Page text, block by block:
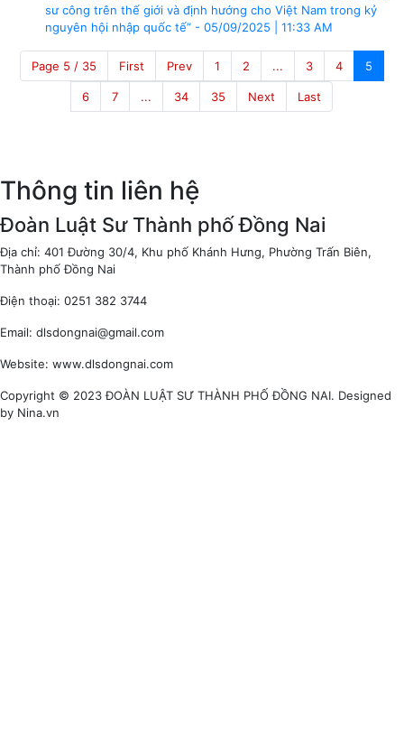
sư công trên thế giới và định hướng cho Việt Nam trong kỷ
nguyên hội nhập quốc tế” - 05/09/2025 | 11:33 AM
Page 5 / 35 First Prev 1 2 ... 3 4 5
6 7 ... 34 35 Next Last
Thông tin liên hệ
Đoàn Luật Sư Thành phố Đồng Nai
Địa chỉ: 401 Đường 30/4, Khu phố Khánh Hưng, Phường Trấn Biên,
Thành phố Đồng Nai
Điện thoại: 0251 382 3744
Email: dlsdongnai@gmail.com
Website: www.dlsdongnai.com
Copyright © 2023 ĐOÀN LUẬT SƯ THÀNH PHỐ ĐỒNG NAI. Designed
by Nina.vn